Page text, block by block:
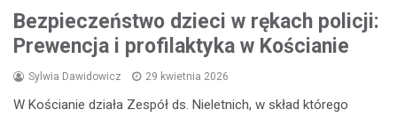
Bezpieczeństwo dzieci w rękach policji:
Prewencja i profilaktyka w Kościanie
Sylwia Dawidowicz 29 kwietnia 2026
W Kościanie działa Zespół ds. Nieletnich, w skład którego